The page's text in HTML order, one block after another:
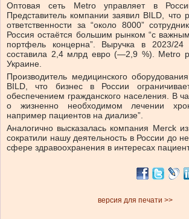
Оптовая сеть Metro управляет в
Представитель компании заявил BILD, что
ответственности за “около 8000”
Россия остаётся большим рынком “с
портфель концерна”. Выручка в 2023/24
составила 2,4 млрд евро (—2,9 %). Metro
Украине.
Производитель медицинского
BILD, что бизнес в России
обеспечением гражданского населения. В
о жизненно необходимом лечении
например пациентов на диализе”.
Аналогично высказалась компания Merck
сократили нашу деятельность в России до
сфере здравоохранения в интересах
версия для печати >>